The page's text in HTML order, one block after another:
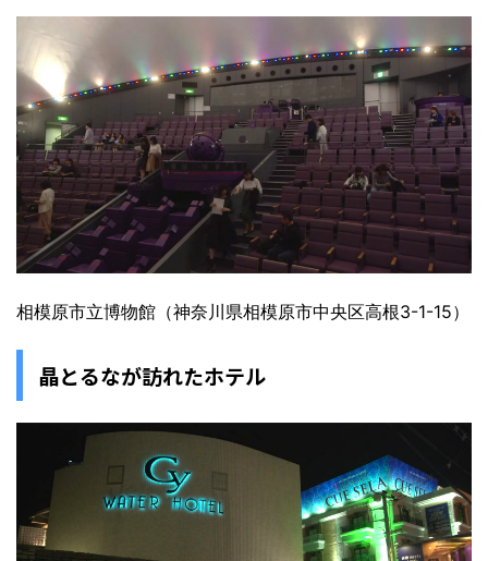
相模原市立博物館（神奈川県相模原市中央区高根3-1-15）
晶とるなが訪れたホテル